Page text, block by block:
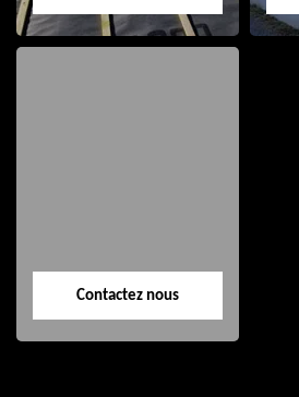
Contactez nous